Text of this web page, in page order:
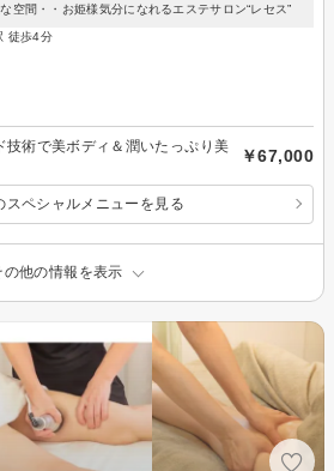
空間・・お姫様気分になれるエステサロン“レセス”
徒歩4分
技術で美ボディ＆潤いたっぷり美
￥67,000
スペシャルメニューを見る
の他の情報を表示